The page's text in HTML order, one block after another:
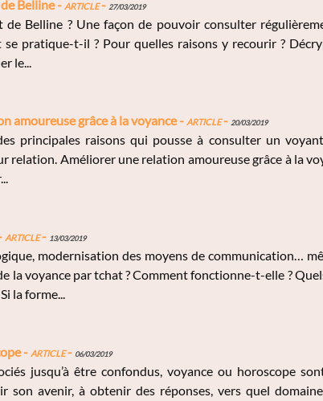
Belline -Article- 27/03/2019
de Belline ? Une façon de pouvoir consulter
se pratique-t-il ? Pour quelles raisons y recourir ?
le...
amoureuse grâce à la voyance -Article- 20/03/2019
des principales raisons qui pousse à consulter un
relation. Améliorer une relation amoureuse grâce à la
Article- 13/03/2019
modernisation des moyens de communication…
la voyance par tchat ? Comment fonctionne-t-elle ?
la forme...
-Article- 06/03/2019
jusqu’à être confondus, voyance ou horoscope
son avenir, à obtenir des réponses, vers quel